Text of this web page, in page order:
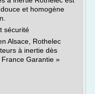
et homogène
sécurité
Alsace, Rothelec
à inertie dès
Garantie »